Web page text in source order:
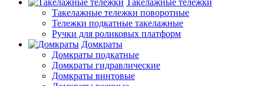
Такелажные тележки
Такелажные тележки поворотные
Тележки подкатные такелажные
Ручки для роликовых платформ
Домкраты
Домкраты подкатные
Домкраты гидравлические
Домкраты винтовые